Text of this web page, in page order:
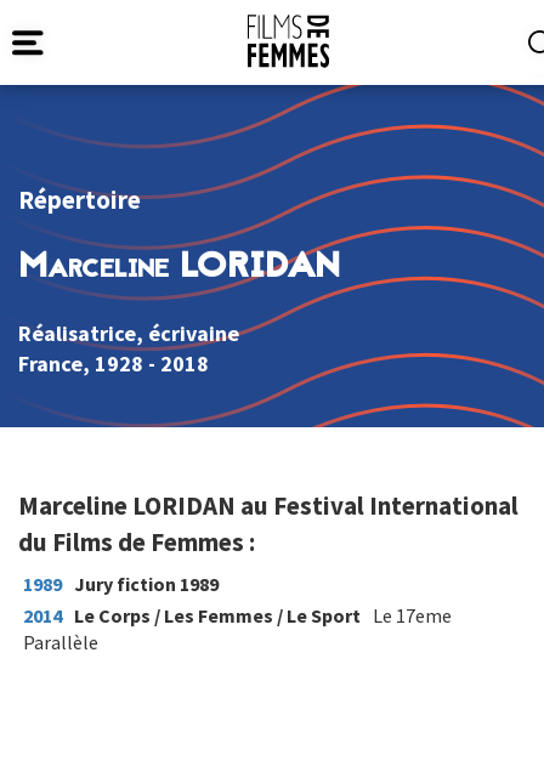
Répertoire
Marceline LORIDAN
Réalisatrice, écrivaine
France, 1928 - 2018
Marceline LORIDAN au Festival International
du Films de Femmes :
1989 Jury fiction 1989
2014 Le Corps / Les Femmes / Le Sport Le 17eme
Parallèle